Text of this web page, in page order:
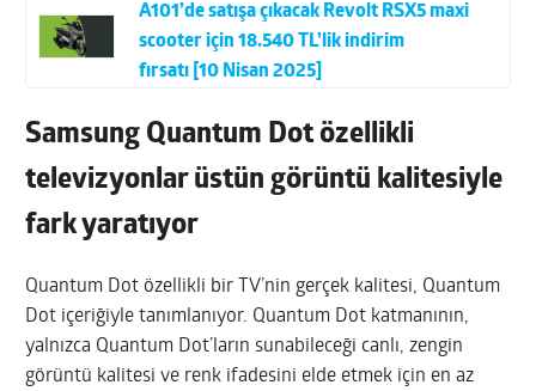
A101’de satışa çıkacak Revolt RSX5 maxi
scooter için 18.540 TL’lik indirim
fırsatı [10 Nisan 2025]
Samsung Quantum Dot özellikli
televizyonlar üstün görüntü kalitesiyle
fark yaratıyor
Quantum Dot özellikli bir TV’nin gerçek kalitesi, Quantum
Dot içeriğiyle tanımlanıyor. Quantum Dot katmanının,
yalnızca Quantum Dot’ların sunabileceği canlı, zengin
görüntü kalitesi ve renk ifadesini elde etmek için en az